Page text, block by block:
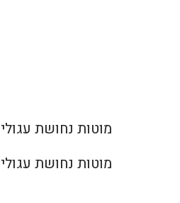
מוטות נחושת עגולים בקוטר 16 מ”מ בשילוב זוויות ברזל שחור ובתוספת ווי תלייה עשויים
מוטות נחושת עגולים בקוטר 16 מ”מ בשילוב זוויות ברזל שחור ובתוספת ווי תלייה עשויים